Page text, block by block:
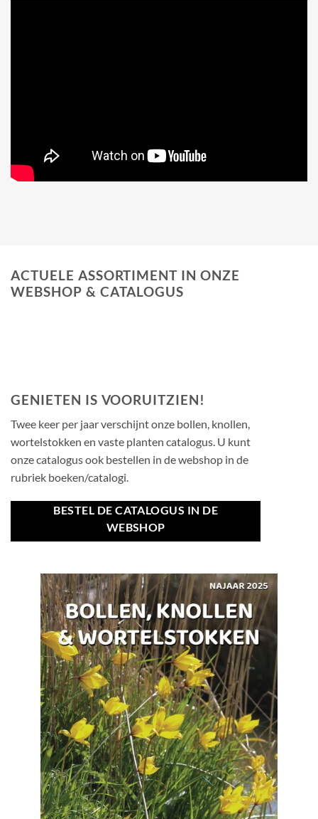
ACTUELE ASSORTIMENT IN ONZE
WEBSHOP & CATALOGUS
GENIETEN IS VOORUITZIEN!
Twee keer per jaar verschijnt onze bollen, knollen,
wortelstokken en vaste planten catalogus. U kunt
onze catalogus ook bestellen in de webshop in de
rubriek boeken/catalogi.
BESTEL DE CATALOGUS IN DE
WEBSHOP